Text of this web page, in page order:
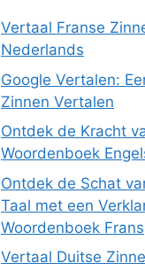
Vertaal Franse
Nederlands
Google Vertalen:
Zinnen Vertalen
Ontdek de Kracht
Woordenboek
Ontdek de Schat
Taal met een
Woordenboek Frans
Vertaal Duitse